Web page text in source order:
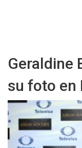
Geraldine
su foto en